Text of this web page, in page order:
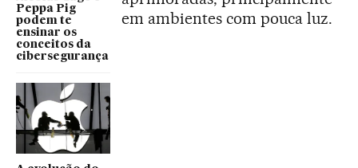
Peppa Pig
podem te
ensinar os
conceitos da
cibersegurança
em ambientes com pouca luz.